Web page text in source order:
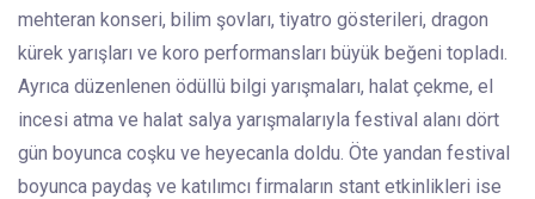
mehteran konseri, bilim şovları, tiyatro gösterileri, dragon
kürek yarışları ve koro performansları büyük beğeni topladı.
Ayrıca düzenlenen ödüllü bilgi yarışmaları, halat çekme, el
incesi atma ve halat salya yarışmalarıyla festival alanı dört
gün boyunca coşku ve heyecanla doldu. Öte yandan festival
boyunca paydaş ve katılımcı firmaların stant etkinlikleri ise